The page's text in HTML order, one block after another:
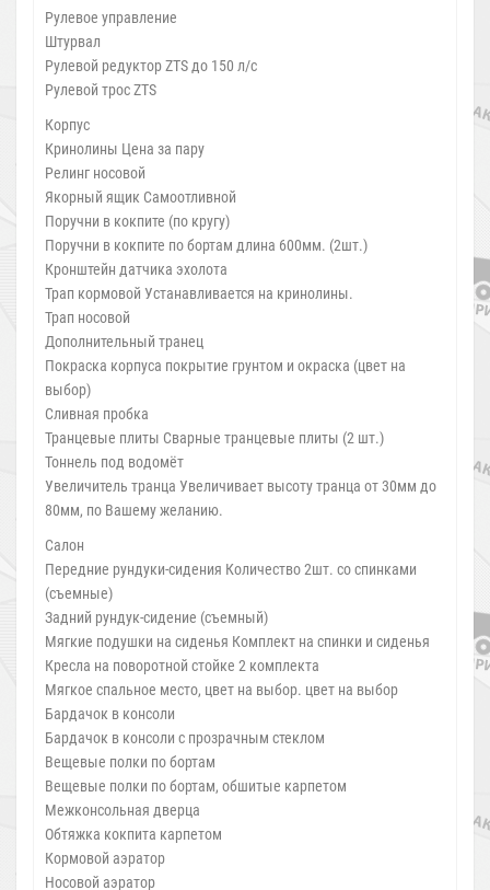
Рулевое управление
Штурвал
Рулевой редуктор ZTS до 150 л/с
Рулевой трос ZTS
Корпус
Кринолины Цена за пару
Релинг носовой
Якорный ящик Самоотливной
Поручни в кокпите (по кругу)
Поручни в кокпите по бортам длина 600мм. (2шт.)
Кронштейн датчика эхолота
Трап кормовой Устанавливается на кринолины.
Трап носовой
Дополнительный транец
Покраска корпуса покрытие грунтом и окраска (цвет на
выбор)
Сливная пробка
Транцевые плиты Сварные транцевые плиты (2 шт.)
Тоннель под водомёт
Увеличитель транца Увеличивает высоту транца от 30мм до
80мм, по Вашему желанию.
Салон
Передние рундуки-сидения Количество 2шт. со спинками
(съемные)
Задний рундук-сидение (съемный)
Мягкие подушки на сиденья Комплект на спинки и сиденья
Кресла на поворотной стойке 2 комплекта
Мягкое спальное место, цвет на выбор. цвет на выбор
Бардачок в консоли
Бардачок в консоли с прозрачным стеклом
Вещевые полки по бортам
Вещевые полки по бортам, обшитые карпетом
Межконсольная дверца
Обтяжка кокпита карпетом
Кормовой аэратор
Носовой аэратор